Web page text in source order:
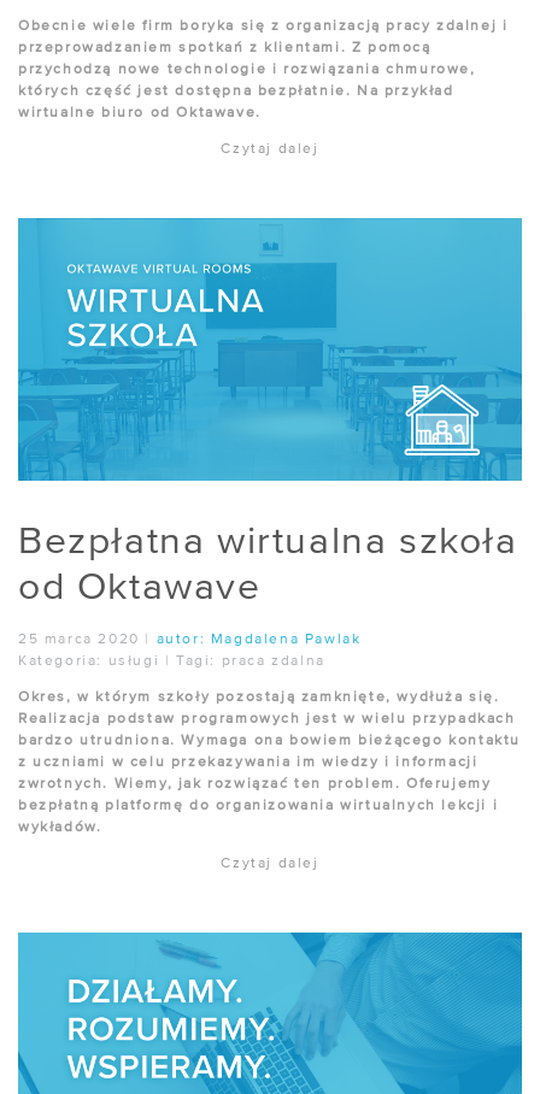
Obecnie wiele firm boryka się z organizacją pracy zdalnej i
przeprowadzaniem spotkań z klientami. Z pomocą
przychodzą nowe technologie i rozwiązania chmurowe,
których część jest dostępna bezpłatnie. Na przykład
wirtualne biuro od Oktawave.
Czytaj dalej
Bezpłatna wirtualna szkoła
od Oktawave
25 marca 2020 autor:
Magdalena Pawlak
Kategoria:
usługi Tagi: praca zdalna
Okres, w którym szkoły pozostają zamknięte, wydłuża się.
Realizacja podstaw programowych jest w wielu przypadkach
bardzo utrudniona. Wymaga ona bowiem bieżącego kontaktu
z uczniami w celu przekazywania im wiedzy i informacji
zwrotnych. Wiemy, jak rozwiązać ten problem. Oferujemy
bezpłatną platformę do organizowania wirtualnych lekcji i
wykładów.
Czytaj dalej